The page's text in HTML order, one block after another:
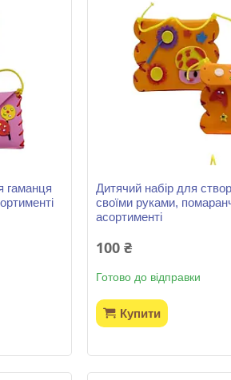
гаманця
Дитячий набір для
своїми руками,
асортименті
100 ₴
Готово до відправки
Купити